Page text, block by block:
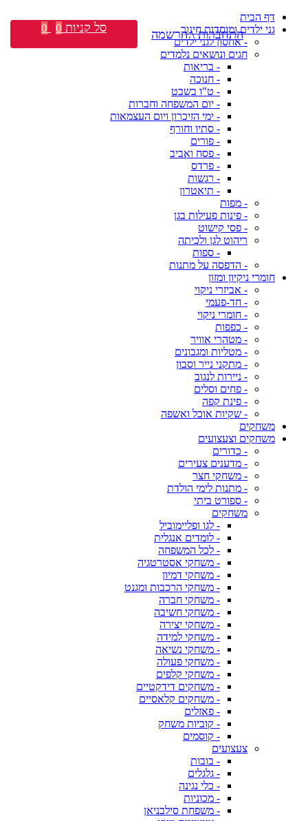
דף הבית
גני ילדים ומוסדות חינוך
- אחסון לגני ילדים
חגים ונושאים נלמדים
- בריאות
- חנוכה
- ט"ו בשבט
- יום המשפחה וחברות
- ימי הזיכרון ויום העצמאות
- סתיו וחורף
- פורים
- פסח ואביב
- פרדס
- רגשות
- תיאטרון
- מפות
- פינות פעילות בגן
- פסי קישוט
ריהוט לגן ולכיתה
- ספות
- הדפסה על מתנות
חומרי ניקיון ומזון
- אביזרי ניקוי
- חד-פעמי
- חומרי ניקוי
- כפפות
- מטהרי אוויר
- מטליות ומגבונים
- מתקני נייר וסבון
- ניירות לנגוב
- פחים וסלים
- פינת קפה
- שקיות אוכל ואשפה
משחקים
משחקים וצעצועים
- כדורים
- מדענים צעירים
- משחקי חצר
- מתנות לימי הולדת
- ספורט ביתי
משחקים
- לגו ופליימוביל
- לומדים אנגלית
- לכל המשפחה
- משחקי אסטרטגיה
- משחקי דמיון
- משחקי הרכבות ומגנט
- משחקי חברה
- משחקי חשיבה
- משחקי יצירה
- משחקי למידה
- משחקי נשיאה
- משחקי פעולה
- משחקי קלפים
- משחקים דידקטיים
- משחקים קלאסיים
- פאזלים
- קוביות משחק
- קוסמים
צעצועים
- בובות
- גלגלים
- כלי נגינה
- מכוניות
- משפחת סילבניאן
התחברות \ הרשמה סל קניות 0
0